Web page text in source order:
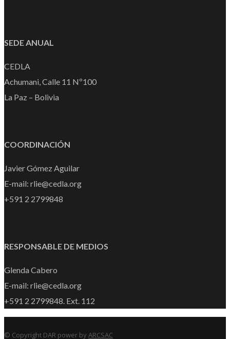
SEDE ANUAL
CEDLA
Achumani, Calle 11 Nº100
La Paz – Bolivia
COORDINACIÓN
Javier Gómez Aguilar
E-mail: rlie@cedla.org
+591 2 2799848
RESPONSABLE DE MEDIOS
Glenda Cabero
E-mail: rlie@cedla.org
+591 2 2799848. Ext. 112
© Copyright DAR power by ARCSAC